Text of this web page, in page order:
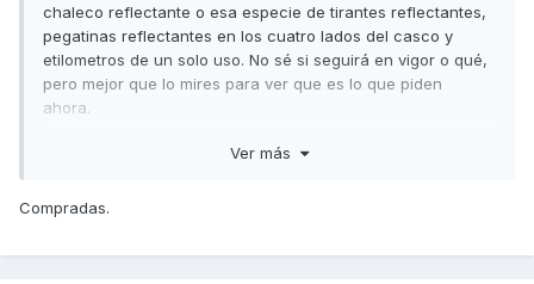
chaleco reflectante o esa especie de tirantes reflectantes,
pegatinas reflectantes en los cuatro lados del casco y
etilometros de un solo uso. No sé si seguirá en vigor o qué,
pero mejor que lo mires para ver que es lo que piden
ahora.
Ver más
Compradas.